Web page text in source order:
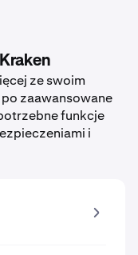
ze swoim
zaawansowane
funkcje
i